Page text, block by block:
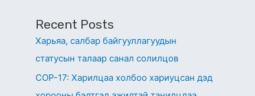
Recent Posts
Харьяа, салбар байгууллагуудын
статусын талаар санал солилцов
СОР-17: Харилцаа холбоо хариуцсан дэд